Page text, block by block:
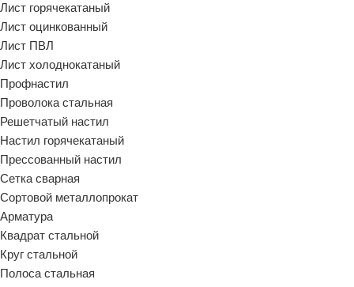
Лист горячекатаный
Лист оцинкованный
Лист ПВЛ
Лист холоднокатаный
Профнастил
Проволока стальная
Решетчатый настил
Настил горячекатаный
Прессованный настил
Сетка сварная
Сортовой металлопрокат
Арматура
Квадрат стальной
Круг стальной
Полоса стальная